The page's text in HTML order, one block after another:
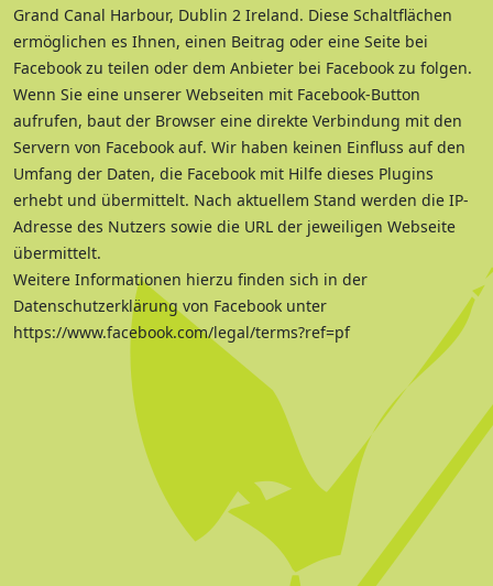
Grand Canal Harbour, Dublin 2 Ireland. Diese Schaltflächen
ermöglichen es Ihnen, einen Beitrag oder eine Seite bei
Facebook zu teilen oder dem Anbieter bei Facebook zu folgen.
Wenn Sie eine unserer Webseiten mit Facebook-Button
aufrufen, baut der Browser eine direkte Verbindung mit den
Servern von Facebook auf. Wir haben keinen Einfluss auf den
Umfang der Daten, die Facebook mit Hilfe dieses Plugins
erhebt und übermittelt. Nach aktuellem Stand werden die IP-
Adresse des Nutzers sowie die URL der jeweiligen Webseite
übermittelt.
Weitere Informationen hierzu finden sich in der
Datenschutzerklärung von Facebook unter
https://www.facebook.com/legal/terms?ref=pf